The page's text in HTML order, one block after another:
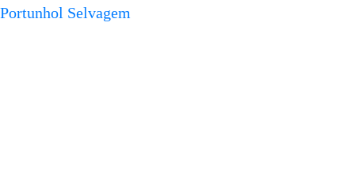
Portunhol Selvagem